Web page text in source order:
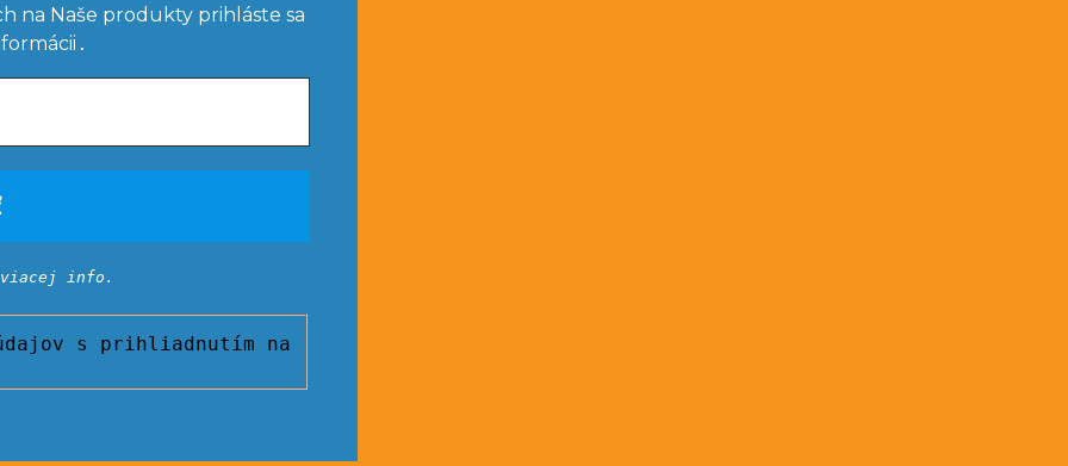
na Naše produkty prihláste sa
.
info.
s prihliadnutím na